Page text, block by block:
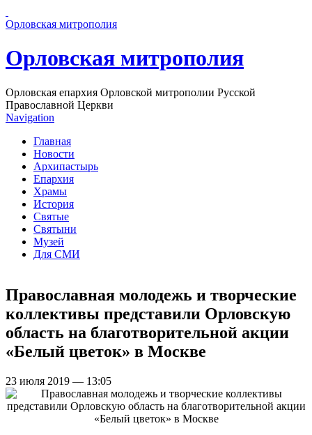
Орловская митрополия
Орловская митрополия
Орловская епархия Орловской митрополии Русской
Православной Церкви
Navigation
Главная
Новости
Архипастырь
Епархия
Храмы
История
Святые
Святыни
Музей
Для СМИ
Православная молодежь и творческие
коллективы представили Орловскую
область на благотворительной акции
«Белый цветок» в Москве
23 июля 2019 — 13:05